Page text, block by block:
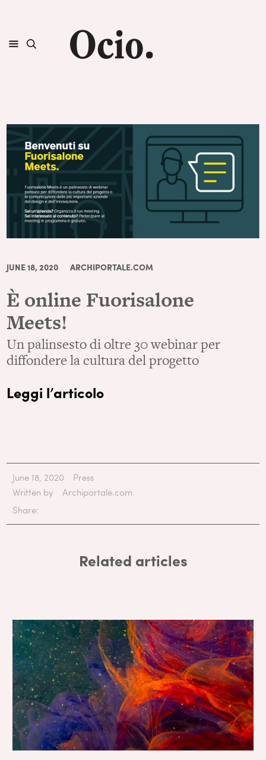
JUNE 18, 2020 ARCHIPORTALE.COM
È online Fuorisalone
Meets!
Un palinsesto di oltre 30 webinar per
diffondere la cultura del progetto
Leggi l’articolo
June 18, 2020
Press
Written by
Archiportale.com
Share:
Related articles